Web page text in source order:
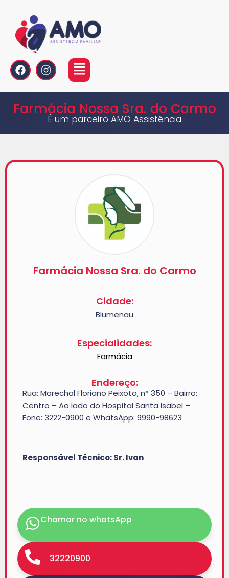
Farmácia Nossa Sra. do Carmo
É um parceiro AMO Assistência
Farmácia Nossa Sra. do Carmo
Cidade:
Blumenau
Especialidades:
Farmácia
Endereço:
Rua: Marechal Floriano Peixoto, n° 350 – Bairro:
Centro – Ao lado do Hospital Santa Isabel –
Fone: 3222-0900 e WhatsApp: 9990-98623
Responsável Técnico: Sr. Ivan
Chamar no whatsApp
32220900